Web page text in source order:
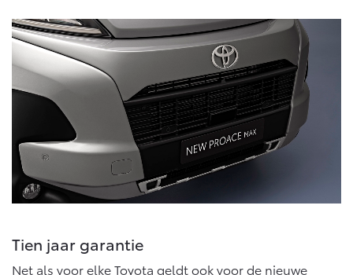
Vanaf € 89.986,-
Tien jaar garantie
Net als voor elke Toyota geldt ook voor de nieuwe